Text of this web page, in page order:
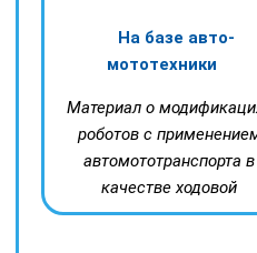
На базе авто-
мототехники
Материал о
роботов с
автомототранспорта в
качестве ходовой